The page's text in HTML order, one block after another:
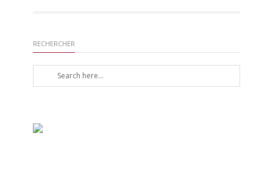
RECHERCHER